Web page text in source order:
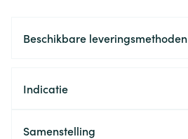
Beschikbare leveringsmethoden
Indicatie
Samenstelling